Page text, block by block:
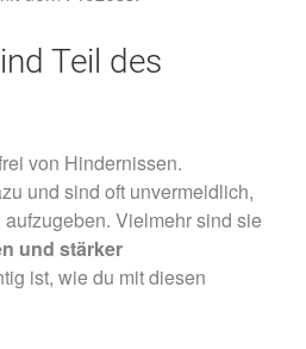
Teil des
von Hindernissen.
und sind oft unvermeidlich,
Vielmehr sind sie
und stärker
ist, wie du mit diesen